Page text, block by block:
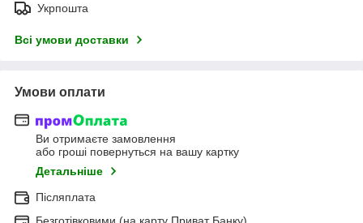
Укрпошта
Всі умови доставки
Умови оплати
Ви отримаєте замовлення
або гроші повернуться на вашу картку
Детальніше
Післяплата